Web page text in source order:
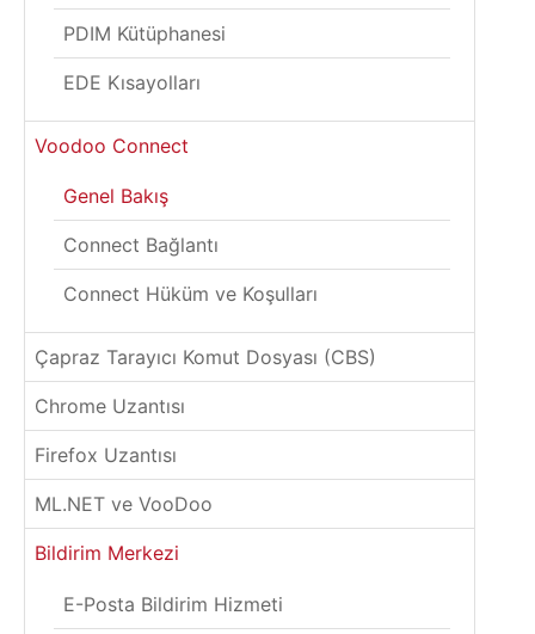
PDIM Kütüphanesi
EDE Kısayolları
Voodoo Connect
Genel Bakış
Connect Bağlantı
Connect Hüküm ve Koşulları
Çapraz Tarayıcı Komut Dosyası (CBS)
Chrome Uzantısı
Firefox Uzantısı
ML.NET ve VooDoo
Bildirim Merkezi
E-Posta Bildirim Hizmeti